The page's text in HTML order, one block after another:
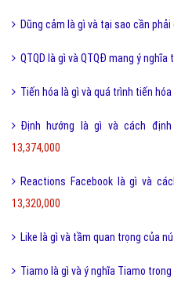
Dũng cảm là gì và tại sao cần
QTQD là gì và QTQĐ mang ý
Tiến hóa là gì và quá trình tiến
Định hướng là gì và cách
13,374,000
Reactions Facebook là gì và
13,320,000
Like là gì và tầm quan trọng của
Tiamo là gì và ý nghĩa Tiamo